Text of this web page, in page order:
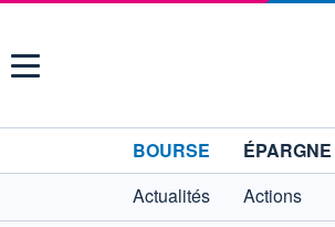
Menu
BOURSE ÉPARGNE
Actualités
Actions